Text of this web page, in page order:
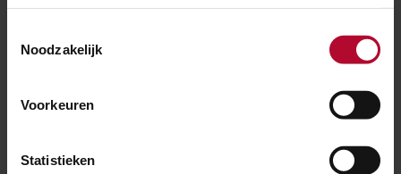
Noodzakelijk
Voorkeuren
Statistieken